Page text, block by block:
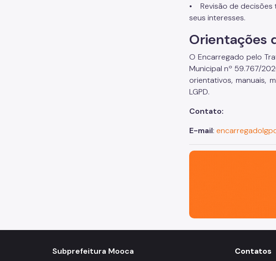
• Revisão de decisões
seus interesses.
Orientações
O Encarregado pelo
Municipal nº 59.767/
orientativos, manuais,
LGPD.
Contato:
E-mail:
São Paulo, cidade
Subprefeitura Mooca Contatos